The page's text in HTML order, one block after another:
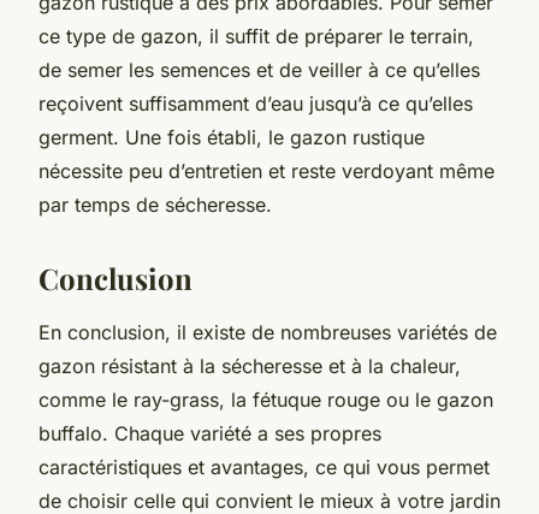
ce type de gazon, il suffit de préparer le terrain,
de semer les semences et de veiller à ce qu’elles
reçoivent suffisamment d’eau jusqu’à ce qu’elles
germent. Une fois établi, le gazon rustique
nécessite peu d’entretien et reste verdoyant même
par temps de sécheresse.
Conclusion
En conclusion, il existe de nombreuses variétés de
gazon résistant à la sécheresse et à la chaleur,
comme le ray-grass, la fétuque rouge ou le gazon
buffalo. Chaque variété a ses propres
caractéristiques et avantages, ce qui vous permet
de choisir celle qui convient le mieux à votre jardin